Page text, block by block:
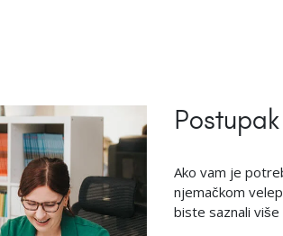
Ako vam je
njemačkom
biste saznali